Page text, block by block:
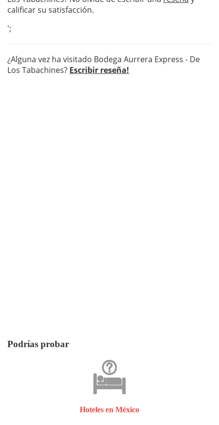
calificar su satisfacción.
';
¿Alguna vez ha visitado Bodega Aurrera Express - De
Los Tabachines? Escribir reseña!
Podrías probar
Hoteles en México